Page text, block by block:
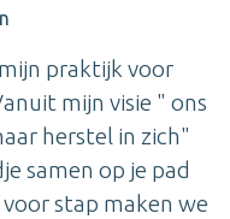
praktijk voor
mijn visie " ons
herstel in zich"
samen op je pad
stap maken we